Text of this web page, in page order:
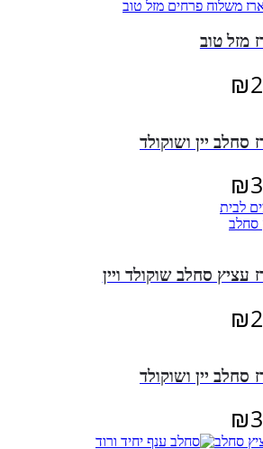
מזל טוב
₪
סחלב יין ושוקולד
₪
לבית
סחלב
עציץ סחלב שוקולד ויין
₪
סחלב יין ושוקולד
₪